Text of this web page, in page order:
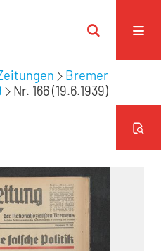
Bremer
Nr. 166 (19.6.1939)